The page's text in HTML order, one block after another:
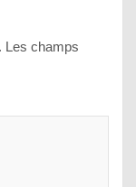
Les champs